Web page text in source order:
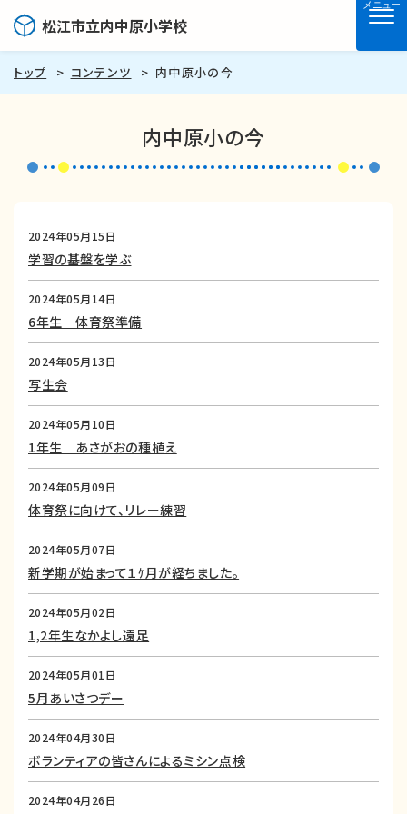
松江市立内中原小学校
メニュー
トップ コンテンツ 内中原小の今
内中原小の今
2024年05月15日
学習の基盤を学ぶ
2024年05月14日
6年生 体育祭準備
2024年05月13日
写生会
2024年05月10日
1年生 あさがおの種植え
2024年05月09日
体育祭に向けて、リレー練習
2024年05月07日
新学期が始まって１ｹ月が経ちました。
2024年05月02日
1,2年生なかよし遠足
2024年05月01日
5月あいさつデー
2024年04月30日
ボランティアの皆さんによるミシン点検
2024年04月26日